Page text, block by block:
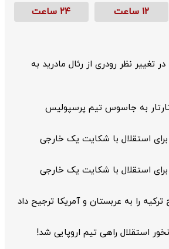
۱۲ ساعت ۲۴ ساعت
تغییر نظر رودری از رئال مادرید به
به جاسوس تیم پرسپولیس
استقلال با شکایت یک خارجی
استقلال با شکایت یک خارجی
را به عربستان و آمریکا ترجیح داد
استقلال راهی تیم اروپایی شد!